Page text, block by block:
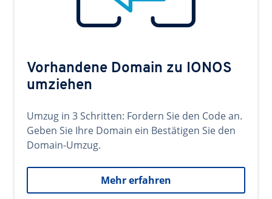
Vorhandene Domain zu IONOS
umziehen
Umzug in 3 Schritten: Fordern Sie den Code an.
Geben Sie Ihre Domain ein Bestätigen Sie den
Domain-Umzug.
Mehr erfahren